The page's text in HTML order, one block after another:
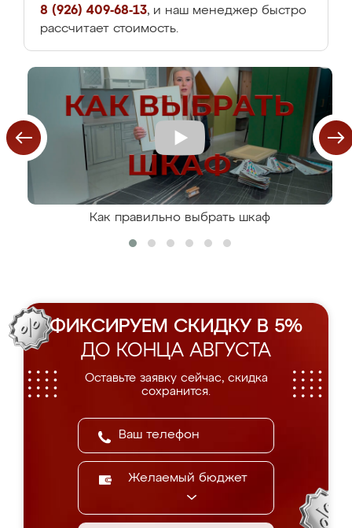
8 (926) 409-68-13, и наш менеджер быстро
рассчитает стоимость.
Как правильно выбрать шкаф
ФИКСИРУЕМ СКИДКУ В 5%
ДО КОНЦА АВГУСТА
Оставьте заявку сейчас, скидка
сохранится.
Желаемый бюджет